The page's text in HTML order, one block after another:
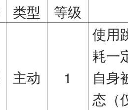
类型
等级
主动 1
使用
耗一
自身
态（